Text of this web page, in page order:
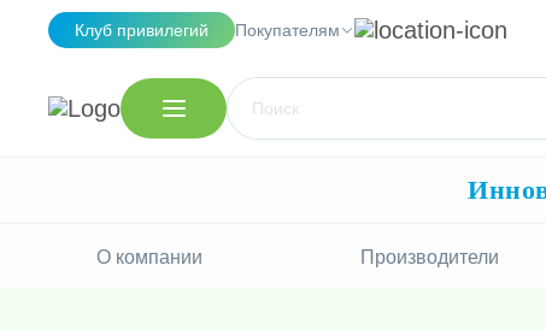
Клуб привилегий Покупателям
О компании Производители